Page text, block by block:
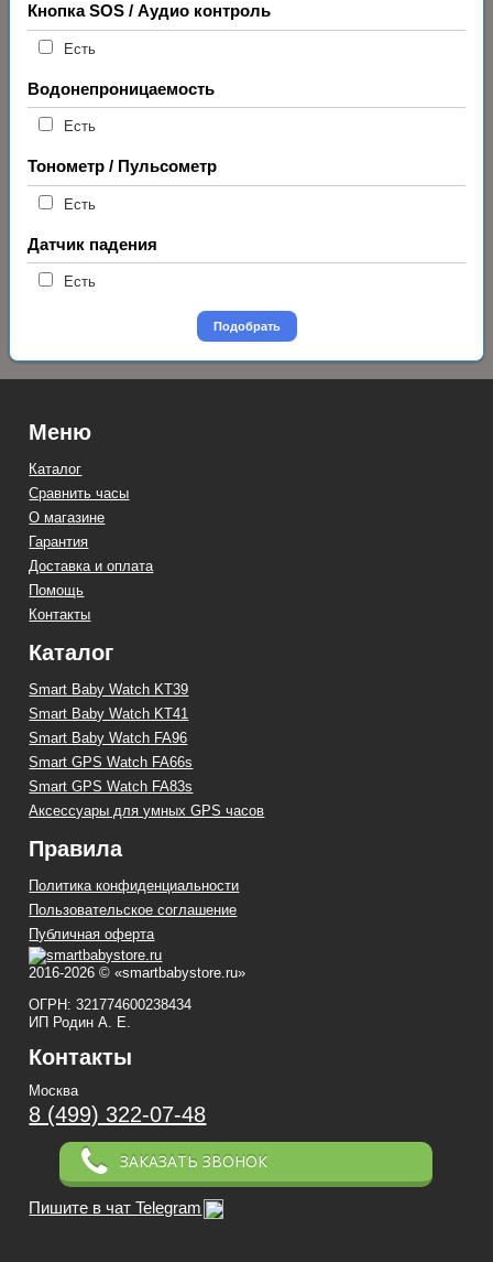
Кнопка SOS / Аудио контроль
Есть
Водонепроницаемость
Есть
Тонометр / Пульсометр
Есть
Датчик падения
Есть
Подобрать
Меню
Каталог
Сравнить часы
О магазине
Гарантия
Доставка и оплата
Помощь
Контакты
Каталог
Smart Baby Watch KT39
Smart Baby Watch KT41
Smart Baby Watch FA96
Smart GPS Watch FA66s
Smart GPS Watch FA83s
Аксессуары для умных GPS часов
Правила
Политика конфиденциальности
Пользовательское соглашение
Публичная оферта
2016-2026 © «smartbabystore.ru»
ОГРН: 321774600238434
ИП Родин А. Е.
Контакты
Москва
8 (499) 322-07-48
ЗАКАЗАТЬ ЗВОНОК
Пишите в чат Telegram